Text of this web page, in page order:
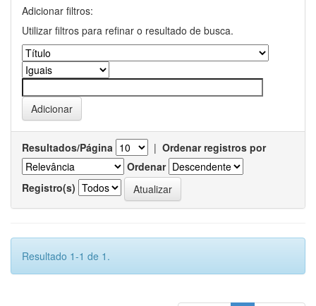
Adicionar filtros:
Utilizar filtros para refinar o resultado de busca.
Resultados/Página | Ordenar registros por
Ordenar
Registro(s)
Resultado 1-1 de 1.